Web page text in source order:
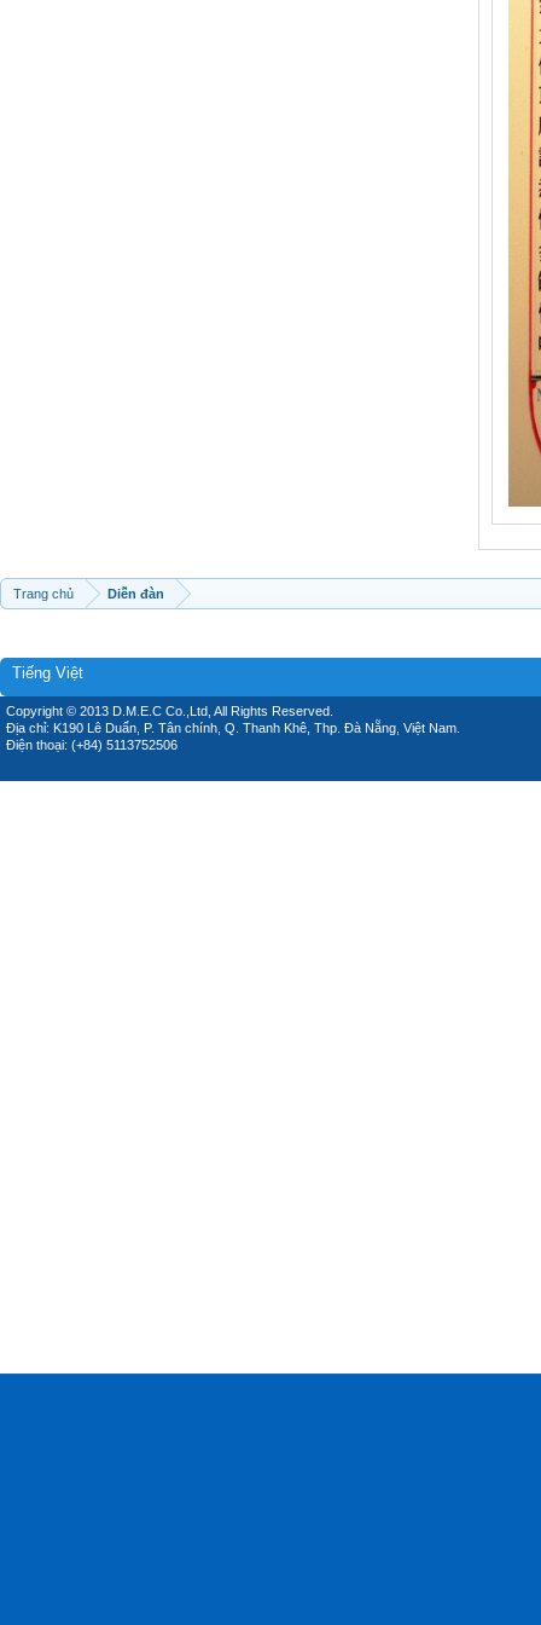
Trang chủ Diễn đàn
Tiếng Việt
Copyright © 2013 D.M.E.C Co.,Ltd, All Rights Reserved.
Địa chỉ: K190 Lê Duẩn, P. Tân chính, Q. Thanh Khê, Thp. Đà Nẵng, Việt Nam.
Điện thoại: (+84) 5113752506